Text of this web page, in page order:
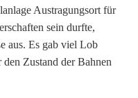
Austragungsort für
sein durfte,
aus. Es gab viel Lob
Zustand der Bahnen